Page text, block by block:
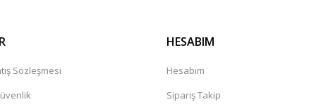
Sözleşmesi
HESABIM
Hesabım
Sipariş Takip